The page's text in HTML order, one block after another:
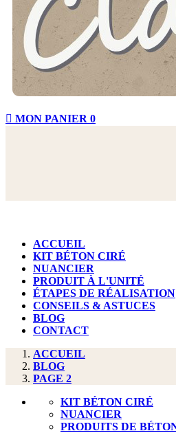
 MON PANIER 0
ACCUEIL
KIT BÉTON CIRÉ
NUANCIER
PRODUIT À L'UNITÉ
ÉTAPES DE RÉALISATION
CONSEILS & ASTUCES
BLOG
CONTACT
ACCUEIL
BLOG
PAGE 2
KIT BÉTON CIRÉ
NUANCIER
PRODUITS DE